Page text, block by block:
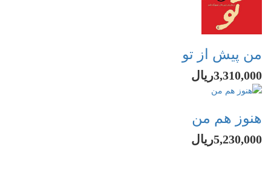
من پیش از تو
3,310,000ریال
هنوز هم من
5,230,000ریال